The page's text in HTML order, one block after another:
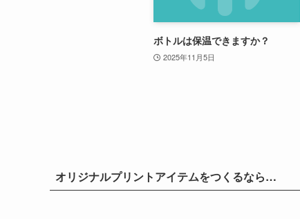
ボトルは保温できますか？
2025年11月5日
オリジナルプリントアイテムをつくるなら…